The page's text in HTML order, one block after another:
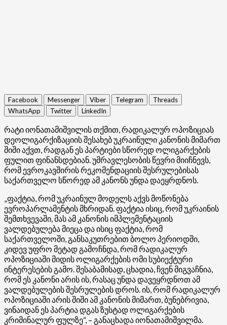
Facebook Messenger Viber Telegram
Threads
WhatsApp
Twitter LinkedIn
რატი იონათამიშვილის თქმით, რადიკალურ ოპოზიციას
დეოლიგარქიზაციის შესახებ უკრაინული კანონის მიმართ
შიში აქვთ, რადგან ეს პარტიები სწორედ ოლიგარქების
ფულით ფინანსდებიან. უმრავლესობის წევრი მიიჩნევს,
რომ ევროკავშირის რეკომენდაციის შესრულებისას
საქართველო სწორედ ამ კანონს უნდა დაეყრდნოს.
„ფაქტია, რომ უკრაინულ მოდელს აქვს მოწონება
ევროპარლამენტის მხრიდან. ფაქტია ისიც, რომ უკრაინის
შემთხვევაში, მას ამ კანონის იმპლემენტაციის
ვალდებულება მიეცა და ისიც ფაქტია, რომ
საქართველოში, განსაკუთრებით ბოლო პერიოდში,
კიდევ უფრო მეტად გამოჩნდა, რომ რადიკალურ
ოპოზიციაში მიდის ოლიგარქების ომი სუბიექტური
ინტერესების გამო. შესაბამისად, ცხადია, ჩვენ მიგვაჩნია,
რომ ეს კანონი არის ის, რასაც უნდა დავეყრდნოთ ამ
ვალდებულების შესრულების დროს. ის, რომ რადიკალურ
ოპოზიციაში არის შიში ამ კანონის მიმართ, ბუნებრივია,
ვინაიდან ეს პარტია დგას ზუსტად ოლიგარქების
კრიმინალურ ფულზე“, – განაცხადა იონათამიშვილმა.